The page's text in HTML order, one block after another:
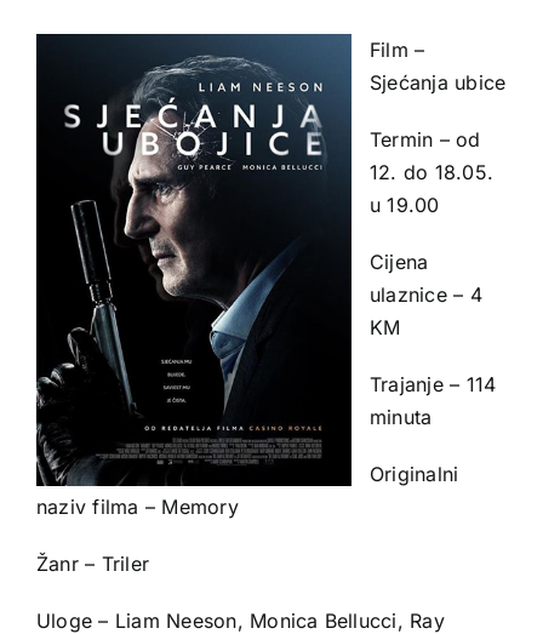
Film –
Sjećanja ubice
Termin – od
12. do 18.05.
u 19.00
Cijena
ulaznice – 4
KM
Trajanje – 114
minuta
Originalni
naziv filma – Memory
Žanr – Triler
Uloge – Liam Neeson, Monica Bellucci, Ray